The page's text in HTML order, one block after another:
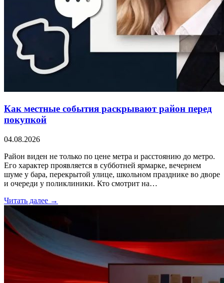
Как местные события раскрывают район перед
покупкой
04.08.2026
Район виден не только по цене метра и расстоянию до метро.
Его характер проявляется в субботней ярмарке, вечернем
шуме у бара, перекрытой улице, школьном празднике во дворе
и очереди у поликлиники. Кто смотрит на…
Читать далее →